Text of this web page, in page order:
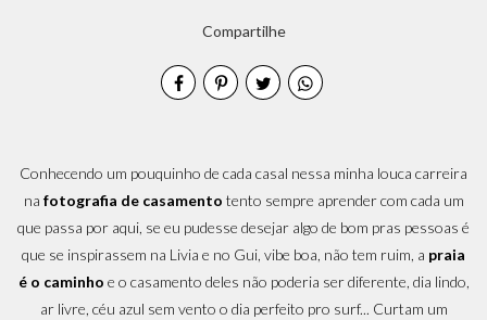
Compartilhe
Conhecendo um pouquinho de cada casal nessa minha louca carreira
na fotografia de casamento tento sempre aprender com cada um
que passa por aqui, se eu pudesse desejar algo de bom pras pessoas é
que se inspirassem na Livia e no Gui, vibe boa, não tem ruim, a praia
é o caminho e o casamento deles não poderia ser diferente, dia lindo,
ar livre, céu azul sem vento o dia perfeito pro surf... Curtam um